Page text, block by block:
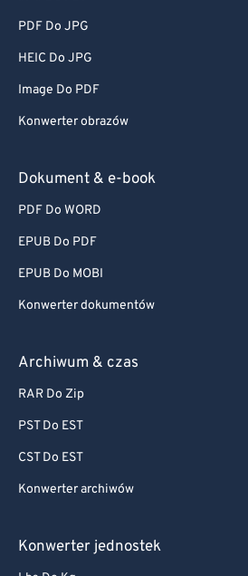
PDF Do JPG
HEIC Do JPG
Image Do PDF
Konwerter obrazów
Dokument & e-book
PDF Do WORD
EPUB Do PDF
EPUB Do MOBI
Konwerter dokumentów
Archiwum & czas
RAR Do Zip
PST Do EST
CST Do EST
Konwerter archiwów
Konwerter jednostek